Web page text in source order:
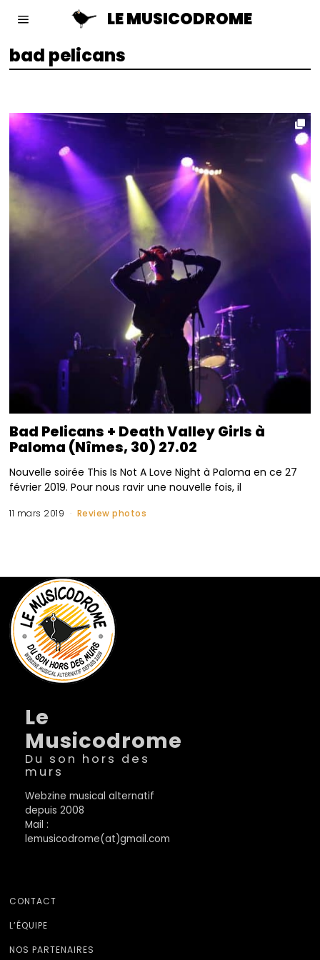
LE MUSICODROME
bad pelicans
Bad Pelicans + Death Valley Girls à
Paloma (Nîmes, 30) 27.02
Nouvelle soirée This Is Not A Love Night à Paloma en ce 27
février 2019. Pour nous ravir une nouvelle fois, il
11 mars 2019 Review photos
Le
Musicodrome
Du son hors des
murs
Webzine musical alternatif
depuis 2008
Mail :
lemusicodrome(at)gmail.com
CONTACT
L’ÉQUIPE
NOS PARTENAIRES